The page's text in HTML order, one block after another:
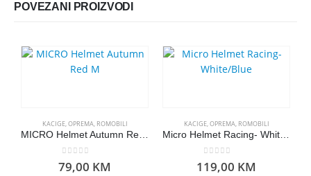
POVEZANI PROIZVODI
KACIGE,OPREMA, ROMOBILI
MICRO Helmet Autumn Red M
0out of 5
79,00 KM
KACIGE,OPREMA, ROMOBILI
Micro Helmet Racing- White/Blue
0 out of 5
119,00 KM